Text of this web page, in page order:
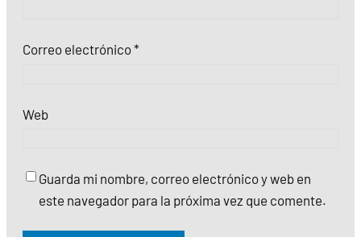
Correo electrónico*
Web
Guarda mi nombre, correo electrónico y web en
este navegador para la próxima vez que comente.